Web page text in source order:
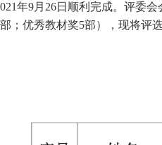
年9月26日顺利完成。评委
；优秀教材奖5部），现将评